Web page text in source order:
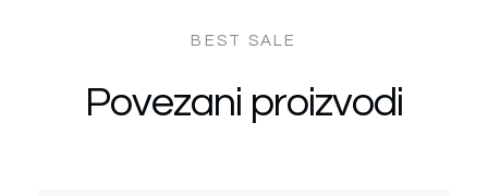
Povezani proizvodi